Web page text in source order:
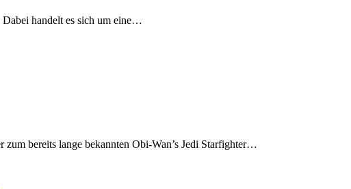
Dabei handelt es sich um eine…
bereits lange bekannten Obi-Wan’s Jedi Starfighter…